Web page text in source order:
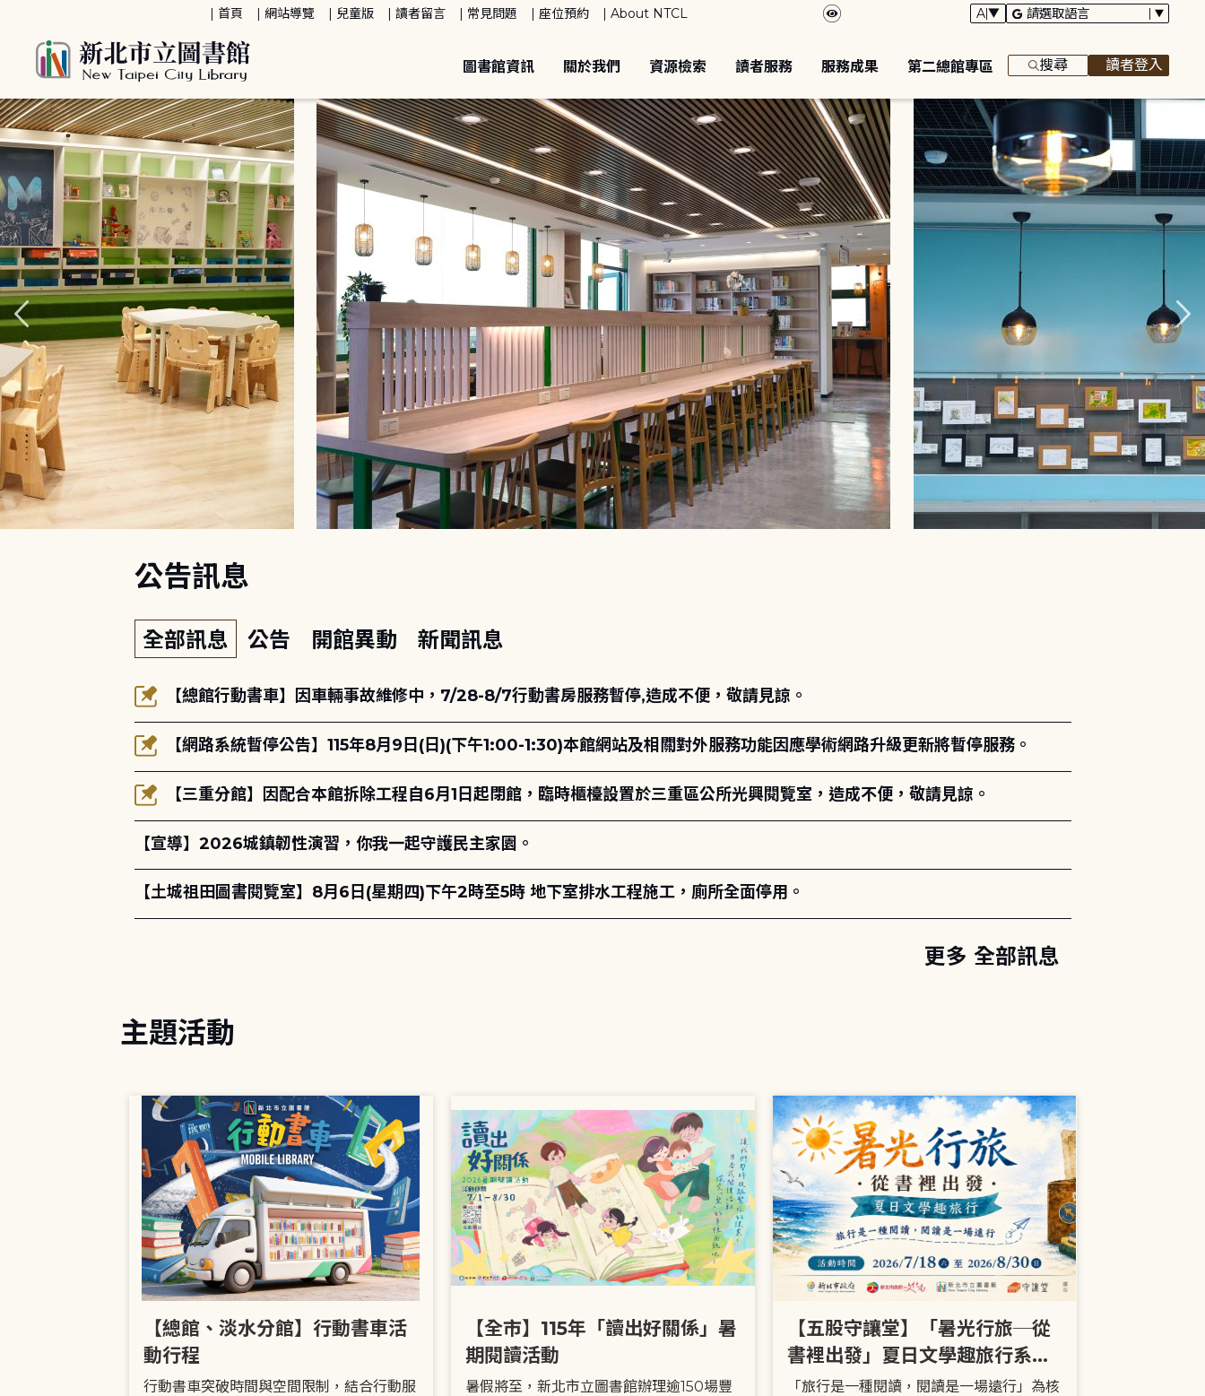
首頁 網站導覽 兒童版 讀者留言 常見問題 座位預約 About NTCL
圖書館資訊 關於我們 資源檢索 讀者服務 服務成果 第二總館專區 搜尋 讀者登入
公告訊息
全部訊息 公告 開館異動 新聞訊息
【總館行動書車】因車輛事故維修中，7/28-8/7行動書房服務暫停,造成不便，敬請見諒。
【網路系統暫停公告】115年8月9日(日)(下午1:00-1:30)本館網站及相關對外服務功能因應學術網路升級更新將暫停服務。
【三重分館】因配合本館拆除工程自6月1日起閉館，臨時櫃檯設置於三重區公所光興閱覽室，造成不便，敬請見諒。
【宣導】2026城鎮韌性演習，你我一起守護民主家園。
【土城祖田圖書閱覽室】8月6日(星期四)下午2時至5時 地下室排水工程施工，廁所全面停用。
更多 全部訊息
主題活動
【總館、淡水分館】行動書車活
動行程
行動書車突破時間與空間限制，結合行動服
【全市】115年「讀出好關係」暑
期閱讀活動
暑假將至，新北市立圖書館辦理逾150場豐
【五股守讓堂】「暑光行旅─從
書裡出發」夏日文學趣旅行系列
活動
「旅行是一種閱讀，閱讀是一場遠行」為核